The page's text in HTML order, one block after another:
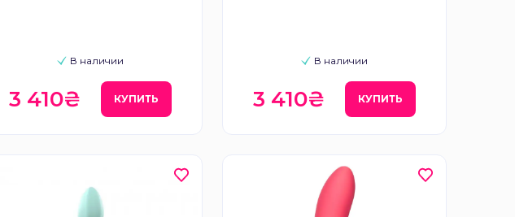
В наличии
3 410₴ КУПИТЬ
В наличии
3 410₴ КУПИТЬ